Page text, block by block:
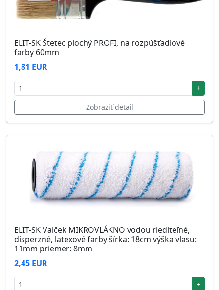
ELIT-SK Štetec plochý PROFI, na rozpúšťadlové
farby 60mm
1,81 EUR
+
Zobraziť detail
ELIT-SK Valček MIKROVLÁKNO vodou riediteľné,
disperzné, latexové farby šírka: 18cm výška vlasu:
11mm priemer: 8mm
2,45 EUR
+